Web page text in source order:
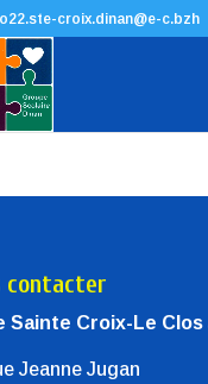
croix.dinan@e-c.bzh
contacter
Sainte Croix-Le Clos
Jeanne Jugan